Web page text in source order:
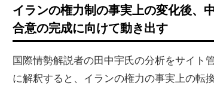
イランの権力制の事実上の変化後、
合意の完成に向けて動き出す
国際情勢解説者の田中宇氏の分析をサイト
に解釈すると、イランの権力の事実上の転